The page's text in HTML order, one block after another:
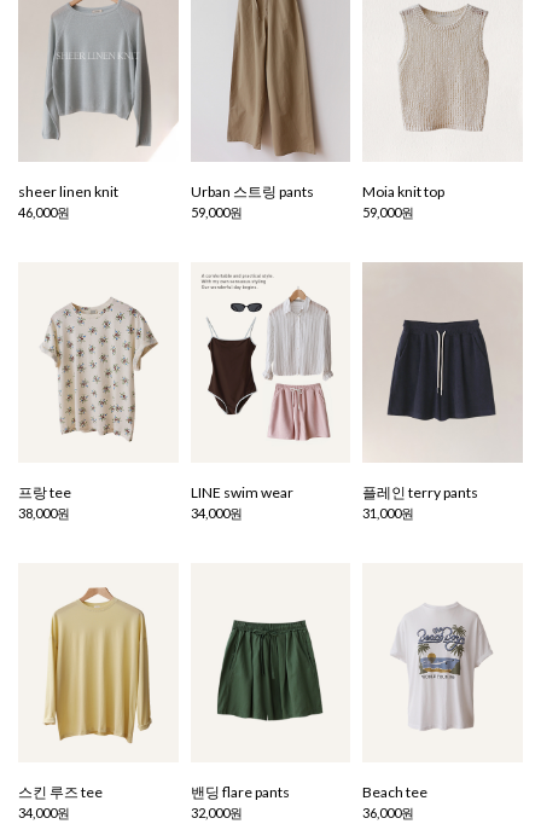
sheer linen knit
46,000원
Urban 스트링 pants
59,000원
Moia knit top
59,000원
프랑 tee
38,000원
LINE swim wear
34,000원
플레인 terry pants
31,000원
스킨 루즈 tee
34,000원
밴딩 flare pants
32,000원
Beach tee
36,000원